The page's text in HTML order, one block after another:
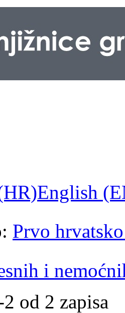
English
Prvo
i
od 2 zapisa